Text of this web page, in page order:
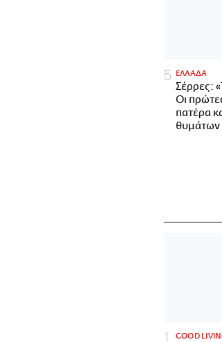
ΕΛΛΑΔΑ
Σέρρες:
Οι
πατέρα
θυμάτων
GOOD